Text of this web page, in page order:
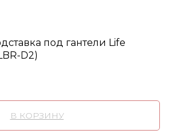
под гантели Life
D2)
В КОРЗИНУ